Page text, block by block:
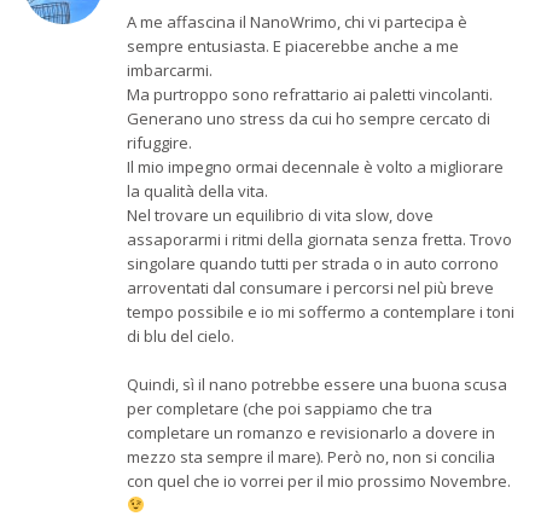
A me affascina il NanoWrimo, chi vi partecipa è
sempre entusiasta. E piacerebbe anche a me
imbarcarmi.
Ma purtroppo sono refrattario ai paletti vincolanti.
Generano uno stress da cui ho sempre cercato di
rifuggire.
Il mio impegno ormai decennale è volto a migliorare
la qualità della vita.
Nel trovare un equilibrio di vita slow, dove
assaporarmi i ritmi della giornata senza fretta. Trovo
singolare quando tutti per strada o in auto corrono
arroventati dal consumare i percorsi nel più breve
tempo possibile e io mi soffermo a contemplare i toni
di blu del cielo.
Quindi, sì il nano potrebbe essere una buona scusa
per completare (che poi sappiamo che tra
completare un romanzo e revisionarlo a dovere in
mezzo sta sempre il mare). Però no, non si concilia
con quel che io vorrei per il mio prossimo Novembre.